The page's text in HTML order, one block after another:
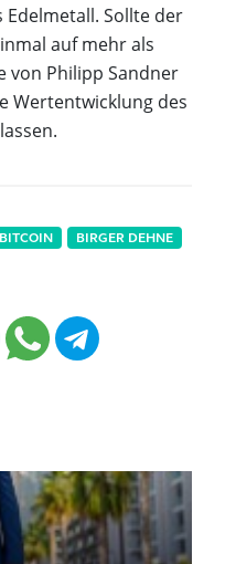
Sollte der
auf mehr als
von Philipp Sandner
Wertentwicklung des
BITCOIN BIRGER DEHNE